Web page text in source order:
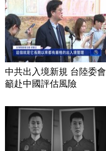
中共出入境新規 台陸委會
籲赴中國評估風險